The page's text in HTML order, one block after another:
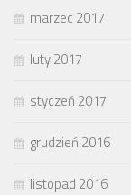
marzec 2017
luty 2017
styczeń 2017
grudzień 2016
listopad 2016